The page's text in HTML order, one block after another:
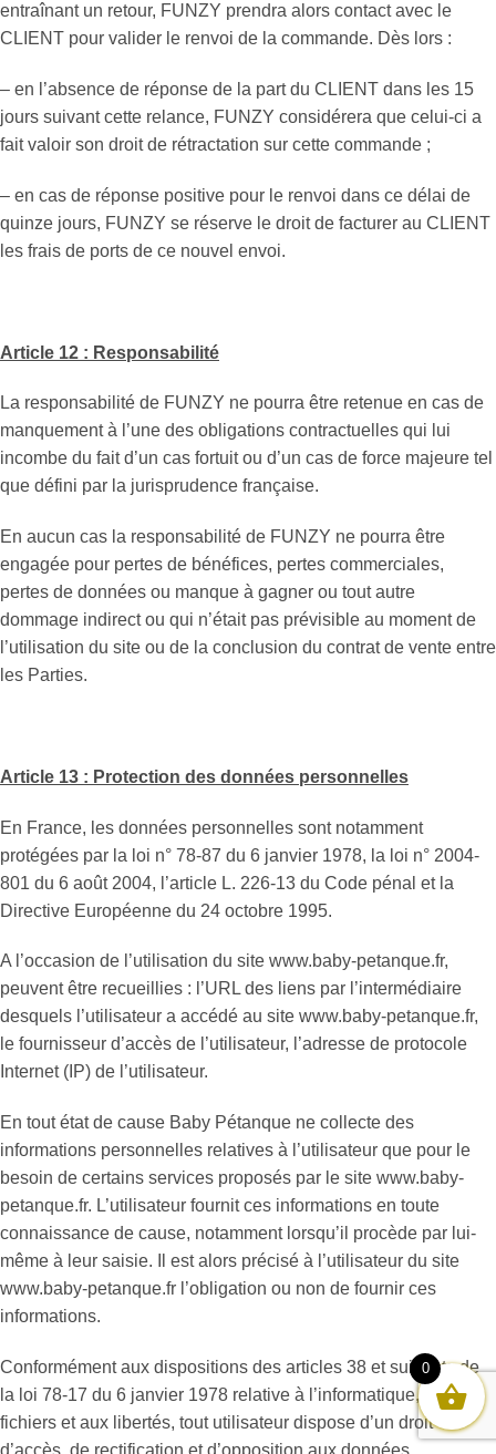
entraînant un retour, FUNZY prendra alors contact avec le
CLIENT pour valider le renvoi de la commande. Dès lors :
– en l’absence de réponse de la part du CLIENT dans les 15
jours suivant cette relance, FUNZY considérera que celui-ci a
fait valoir son droit de rétractation sur cette commande ;
– en cas de réponse positive pour le renvoi dans ce délai de
quinze jours, FUNZY se réserve le droit de facturer au CLIENT
les frais de ports de ce nouvel envoi.
Article 12 : Responsabilité
La responsabilité de FUNZY ne pourra être retenue en cas de
manquement à l’une des obligations contractuelles qui lui
incombe du fait d’un cas fortuit ou d’un cas de force majeure tel
que défini par la jurisprudence française.
En aucun cas la responsabilité de FUNZY ne pourra être
engagée pour pertes de bénéfices, pertes commerciales,
pertes de données ou manque à gagner ou tout autre
dommage indirect ou qui n’était pas prévisible au moment de
l’utilisation du site ou de la conclusion du contrat de vente entre
les Parties.
Article 13 : Protection des données personnelles
En France, les données personnelles sont notamment
protégées par la loi n° 78-87 du 6 janvier 1978, la loi n° 2004-
801 du 6 août 2004, l’article L. 226-13 du Code pénal et la
Directive Européenne du 24 octobre 1995.
A l’occasion de l’utilisation du site www.baby-petanque.fr,
peuvent être recueillies : l’URL des liens par l’intermédiaire
desquels l’utilisateur a accédé au site www.baby-petanque.fr,
le fournisseur d’accès de l’utilisateur, l’adresse de protocole
Internet (IP) de l’utilisateur.
En tout état de cause Baby Pétanque ne collecte des
informations personnelles relatives à l’utilisateur que pour le
besoin de certains services proposés par le site www.baby-
petanque.fr. L’utilisateur fournit ces informations en toute
connaissance de cause, notamment lorsqu’il procède par lui-
même à leur saisie. Il est alors précisé à l’utilisateur du site
www.baby-petanque.fr l’obligation ou non de fournir ces
informations.
Conformément aux dispositions des articles 38 et suivants de
la loi 78-17 du 6 janvier 1978 relative à l’informatique, aux
fichiers et aux libertés, tout utilisateur dispose d’un droit
d’accès, de rectification et d’opposition aux données
0